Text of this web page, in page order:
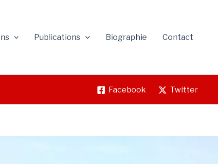
Publications Biographie Contact
Facebook Twitter